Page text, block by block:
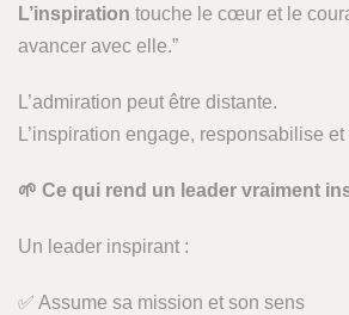
L’inspiration touche le cœur et le
avancer avec elle.”
L’admiration peut être distante.
L’inspiration engage, responsabilise
🌱 Ce qui rend un leader vraiment
Un leader inspirant :
✅ Assume sa mission et son sens